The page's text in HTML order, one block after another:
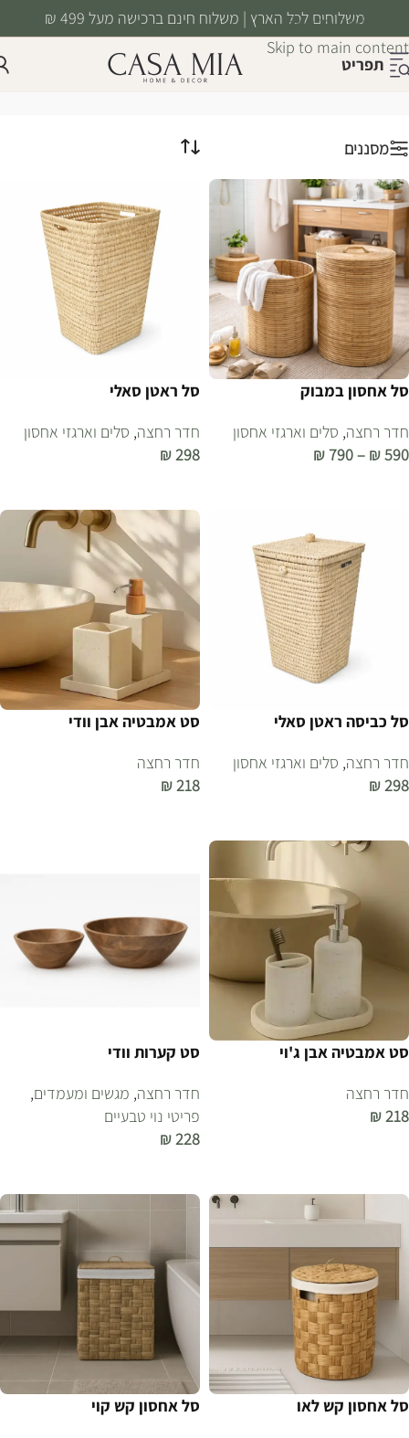
Skip to navigation
Skip to main content
משלוחים לכל הארץ | משלוח חינם ברכישה מעל 499 ₪
תפריט
חדר רחצה טקסטיל/חדר רחצה
מסננים
סל אחסון במבוק
חדר רחצה, סלים וארגזי אחסון
₪590
–
₪790
סל ראטן סאלי
חדר רחצה, סלים וארגזי אחסון
₪298
סל כביסה ראטן סאלי
חדר רחצה, סלים וארגזי אחסון
₪298
סט אמבטיה אבן וודי
חדר רחצה
₪218
סט אמבטיה אבן ג'וי
חדר רחצה
₪218
סט קערות וודי
חדר רחצה, מגשים ומעמדים,
פריטי נוי טבעיים
₪228
סל אחסון קש לאו
סל אחסון קש קוי